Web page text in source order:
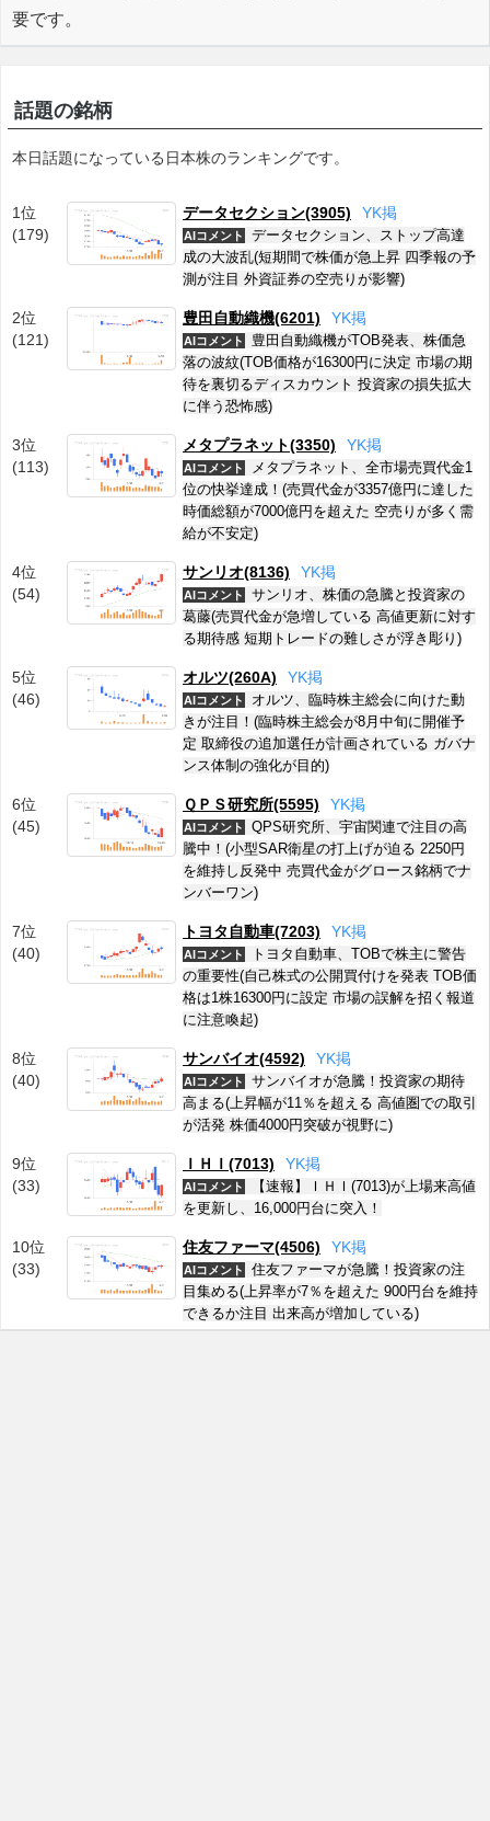
要です。
話題の銘柄
本日話題になっている日本株のランキングです。
1位
(179)
データセクション(3905) YK掲
AIコメント
データセクション、ストップ高達
成の大波乱(短期間で株価が急上昇 四季報の予
測が注目 外資証券の空売りが影響)
2位
(121)
豊田自動織機(6201) YK掲
AIコメント
豊田自動織機がTOB発表、株価急
落の波紋(TOB価格が16300円に決定 市場の期
待を裏切るディスカウント 投資家の損失拡大
に伴う恐怖感)
3位
(113)
メタプラネット(3350) YK掲
AIコメント
メタプラネット、全市場売買代金1
位の快挙達成！(売買代金が3357億円に達した
時価総額が7000億円を超えた 空売りが多く需
給が不安定)
4位
(54)
サンリオ(8136) YK掲
AIコメント
サンリオ、株価の急騰と投資家の
葛藤(売買代金が急増している 高値更新に対す
る期待感 短期トレードの難しさが浮き彫り)
5位
(46)
オルツ(260A) YK掲
AIコメント
オルツ、臨時株主総会に向けた動
きが注目！(臨時株主総会が8月中旬に開催予
定 取締役の追加選任が計画されている ガバナ
ンス体制の強化が目的)
6位
(45)
ＱＰＳ研究所(5595) YK掲
AIコメント
QPS研究所、宇宙関連で注目の高
騰中！(小型SAR衛星の打上げが迫る 2250円
を維持し反発中 売買代金がグロース銘柄でナ
ンバーワン)
7位
(40)
トヨタ自動車(7203) YK掲
AIコメント
トヨタ自動車、TOBで株主に警告
の重要性(自己株式の公開買付けを発表 TOB価
格は1株16300円に設定 市場の誤解を招く報道
に注意喚起)
8位
(40)
サンバイオ(4592) YK掲
AIコメント
サンバイオが急騰！投資家の期待
高まる(上昇幅が11％を超える 高値圏での取引
が活発 株価4000円突破が視野に)
9位
(33)
ＩＨＩ(7013) YK掲
AIコメント
【速報】ＩＨＩ(7013)が上場来高値
を更新し、16,000円台に突入！
10位
(33)
住友ファーマ(4506) YK掲
AIコメント
住友ファーマが急騰！投資家の注
目集める(上昇率が7％を超えた 900円台を維持
できるか注目 出来高が増加している)